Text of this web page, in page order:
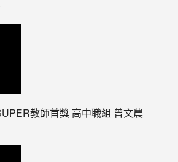
教師首獎 高中職組 曾文農